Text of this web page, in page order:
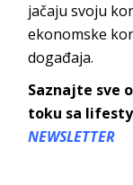
jačaju svoju
ekonomske
događaja.
Saznajte sve
toku sa
NEWSLETTER